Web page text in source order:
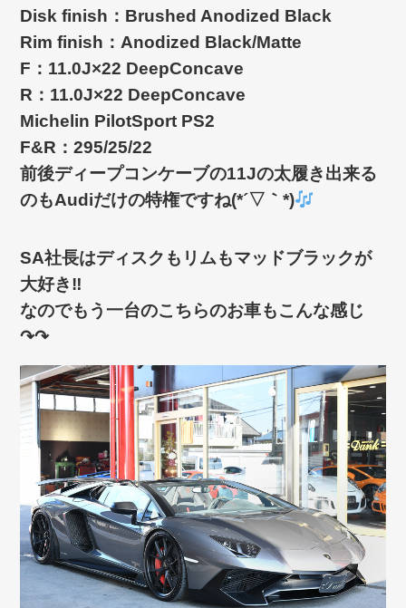
Disk finish：Brushed Anodized Black
Rim finish：Anodized Black/Matte
F：11.0J×22 DeepConcave
R：11.0J×22 DeepConcave
Michelin PilotSport PS2
F&R：295/25/22
前後ディープコンケーブの11Jの太履き出来る
のもAudiだけの特権ですね(*´▽｀*)
SA社長はディスクもリムもマッドブラックが
大好き‼
なのでもう一台のこちらのお車もこんな感じ
↷↷